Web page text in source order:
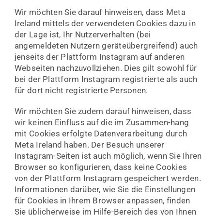
Wir möchten Sie darauf hinweisen, dass Meta
Ireland mittels der verwendeten Cookies dazu in
der Lage ist, Ihr Nutzerverhalten (bei
angemeldeten Nutzern geräteübergreifend) auch
jenseits der Plattform Instagram auf anderen
Webseiten nachzuvollziehen. Dies gilt sowohl für
bei der Plattform Instagram registrierte als auch
für dort nicht registrierte Personen.
Wir möchten Sie zudem darauf hinweisen, dass
wir keinen Einfluss auf die im Zusammen-hang
mit Cookies erfolgte Datenverarbeitung durch
Meta Ireland haben. Der Besuch unserer
Instagram-Seiten ist auch möglich, wenn Sie Ihren
Browser so konfigurieren, dass keine Cookies
von der Plattform Instagram gespeichert werden.
Informationen darüber, wie Sie die Einstellungen
für Cookies in Ihrem Browser anpassen, finden
Sie üblicherweise im Hilfe-Bereich des von Ihnen